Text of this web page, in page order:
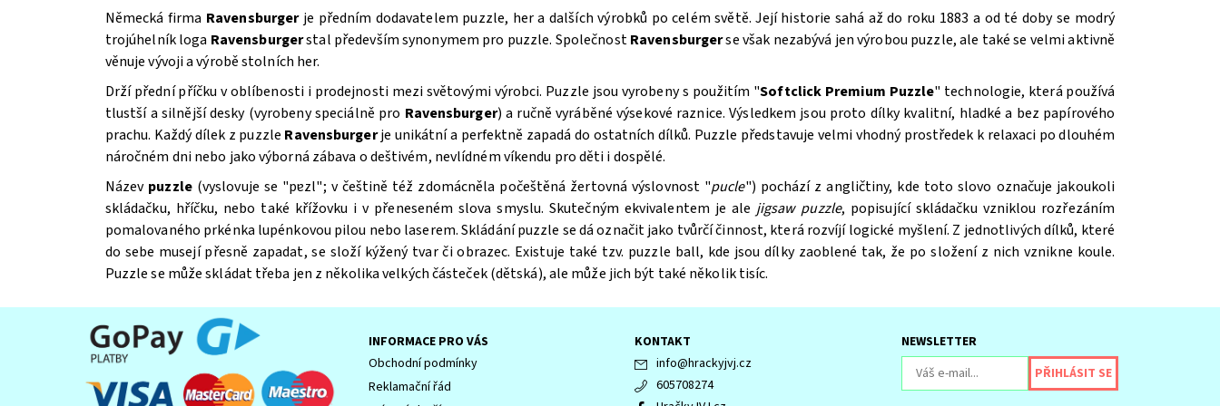
Souhlasím seZpracováním osobních údajů.
Německá firma Ravensburgerje předním dodavatelem puzzle, her a dalších výrobků po celém světě. Její historie sahá až do roku 1883 a od té doby se modrý
trojúhelník loga Ravensburgerstal především synonymem pro puzzle. SpolečnostRavensburgerse však nezabývá jen výrobou puzzle, ale také se velmi aktivně
věnuje vývoji a výrobě stolních her.
Drží přední příčku v oblíbenosti i prodejnosti mezi světovými výrobci. Puzzle jsou vyrobeny s použitím "Softclick Premium Puzzle" technologie, která používá
tlustší a silnější desky (vyrobeny speciálně pro Ravensburger) a ručně vyráběné výsekové raznice. Výsledkem jsou proto dílky kvalitní, hladké a bez papírového
prachu. Každý dílek z puzzle Ravensburgerje unikátní a perfektně zapadá do ostatních dílků. Puzzle představuje velmi vhodný prostředek k relaxaci po dlouhém
náročném dni nebo jako výborná zábava o deštivém, nevlídném víkendu pro děti i dospělé.
Název puzzle(vyslovuje se "pɐzl"; v češtině též zdomácněla počeštěná žertovná výslovnost "pucle") pochází z angličtiny, kde toto slovo označuje jakoukoli
skládačku, hříčku, nebo také křížovku i v přeneseném slova smyslu. Skutečným ekvivalentem je ale jigsaw puzzle, popisující skládačku vzniklou rozřezáním
pomalovaného prkénka lupénkovou pilou nebo laserem. Skládání puzzle se dá označit jako tvůrčí činnost, která rozvíjí logické myšlení. Z jednotlivých dílků, které
do sebe musejí přesně zapadat, se složí kýžený tvar či obrazec. Existuje také tzv. puzzle ball, kde jsou dílky zaoblené tak, že po složení z nich vznikne koule.
Puzzle se může skládat třeba jen z několika velkých částeček (dětská), ale může jich být také několik tisíc.
INFORMACE PRO VÁS
Obchodní podmínky
Reklamační řád
KONTAKT
info@hrackyjvj.cz
605708274
NEWSLETTER